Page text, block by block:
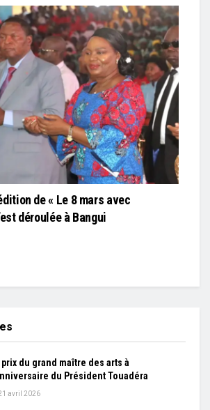
de « Le 8 mars avec
déroulée à Bangui
prix du grand maître des arts à
du Président Touadéra
avril 2026